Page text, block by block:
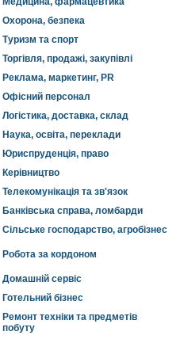
Охорона, безпека
Туризм та спорт
Торгівля, продажі, закупівлі
Реклама, маркетинг, PR
Офісний персонал
Логістика, доставка, склад
Наука, освіта, переклади
Юриспруденція, право
Керівництво
Телекомунікація та зв'язок
Банківська справа, ломбарди
Сільське господарство, агробізнес
Робота за кордоном
Домашній сервіс
Готельний бізнес
Ремонт техніки та предметів
побуту